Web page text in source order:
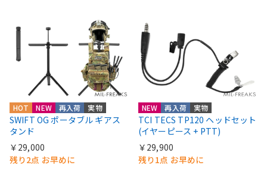
HOT NEW 再入荷 実物
SWIFT OG ポータブル ギアス
タンド
￥29,000
残り2点 お早めに
NEW 再入荷 実物
TCI TECS TP120 ヘッドセット
(イヤーピース + PTT)
￥29,900
残り1点 お早めに